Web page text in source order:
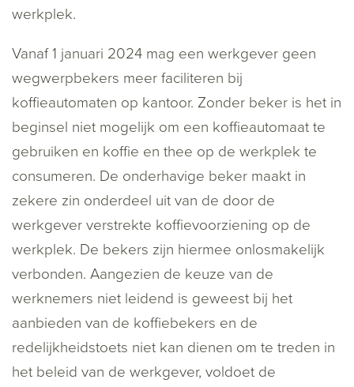
werkplek.
Vanaf 1 januari 2024 mag een werkgever geen
wegwerpbekers meer faciliteren bij
koffieautomaten op kantoor. Zonder beker is het in
beginsel niet mogelijk om een koffieautomaat te
gebruiken en koffie en thee op de werkplek te
consumeren. De onderhavige beker maakt in
zekere zin onderdeel uit van de door de
werkgever verstrekte koffievoorziening op de
werkplek. De bekers zijn hiermee onlosmakelijk
verbonden. Aangezien de keuze van de
werknemers niet leidend is geweest bij het
aanbieden van de koffiebekers en de
redelijkheidstoets niet kan dienen om te treden in
het beleid van de werkgever, voldoet de